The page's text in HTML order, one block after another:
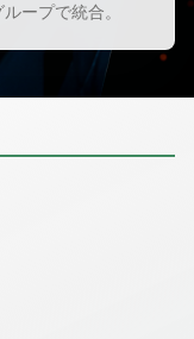
ープで統合。